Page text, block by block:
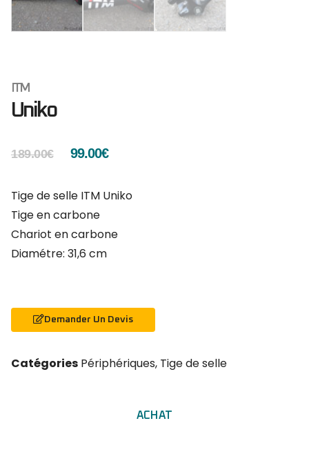
ITM
Uniko
189.00€ 99.00€
Tige de selle ITM Uniko
Tige en carbone
Chariot en carbone
Diamétre: 31,6 cm
Demander Un Devis
Catégories Périphériques, Tige de selle
ACHAT